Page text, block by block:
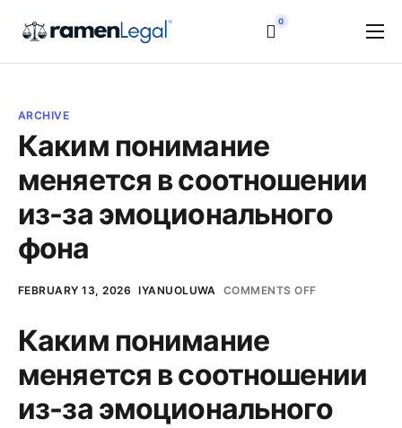
Home
Pricing
Resources
Login
0
ARCHIVE
Каким понимание
меняется в соотношении
из-за эмоционального
фона
FEBRUARY 13, 2026 IYANUOLUWA COMMENTS OFF
Каким понимание
меняется в соотношении
из-за эмоционального